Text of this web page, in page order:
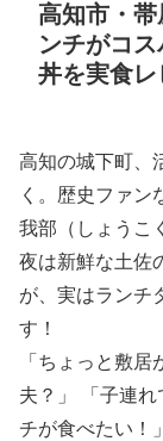
高知市・
ンチがコ
丼を実食レ
高知の城下町、
く。歴史ファン
我部（しょうこ
夜は新鮮な土佐
が、実はランチ
す！
「ちょっと敷
夫？」 「子連
チが食べたい！」